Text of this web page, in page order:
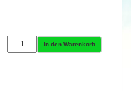
In den Warenkorb